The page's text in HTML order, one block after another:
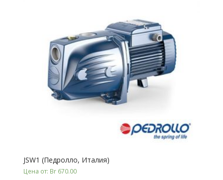
JSW1 (Педролло, Италия)
Цена от: Br 670.00